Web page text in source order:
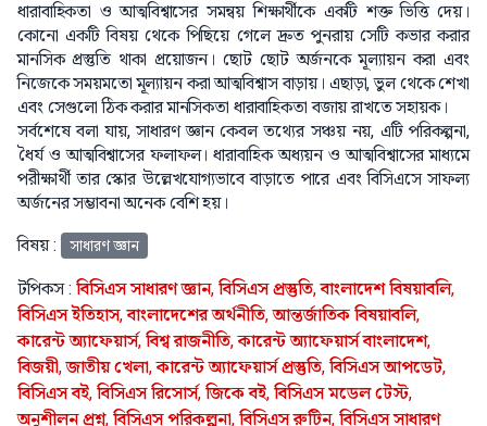
ধারাবাহিকতা ও আত্মবিশ্বাসের সমন্বয় শিক্ষার্থীকে একটি শক্ত ভিত্তি দেয়।
কোনো একটি বিষয় থেকে পিছিয়ে গেলে দ্রুত পুনরায় সেটি কভার করার
মানসিক প্রস্তুতি থাকা প্রয়োজন। ছোট ছোট অর্জনকে মূল্যায়ন করা এবং
নিজেকে সময়মতো মূল্যায়ন করা আত্মবিশ্বাস বাড়ায়। এছাড়া, ভুল থেকে শেখা
এবং সেগুলো ঠিক করার মানসিকতা ধারাবাহিকতা বজায় রাখতে সহায়ক।
সর্বশেষে বলা যায়, সাধারণ জ্ঞান কেবল তথ্যের সঞ্চয় নয়, এটি পরিকল্পনা,
ধৈর্য ও আত্মবিশ্বাসের ফলাফল। ধারাবাহিক অধ্যয়ন ও আত্মবিশ্বাসের মাধ্যমে
পরীক্ষার্থী তার স্কোর উল্লেখযোগ্যভাবে বাড়াতে পারে এবং বিসিএসে সাফল্য
অর্জনের সম্ভাবনা অনেক বেশি হয়।
বিষয় : সাধারণ জ্ঞান
টপিকস : বিসিএস সাধারণ জ্ঞান, বিসিএস প্রস্তুতি,বাংলাদেশ বিষয়াবলি,
বিসিএস ইতিহাস,বাংলাদেশের অর্থনীতি,আন্তর্জাতিক বিষয়াবলি,
কারেন্ট অ্যাফেয়ার্স, বিশ্ব রাজনীতি,কারেন্ট অ্যাফেয়ার্স বাংলাদেশ,
বিজয়ী,জাতীয় খেলা,কারেন্ট অ্যাফেয়ার্স প্রস্তুতি, বিসিএস আপডেট,
বিসিএস বই, বিসিএস রিসোর্স, জিকে বই, বিসিএস মডেল টেস্ট,
অনুশীলন প্রশ্ন, বিসিএস পরিকল্পনা, বিসিএস রুটিন, বিসিএস সাধারণ